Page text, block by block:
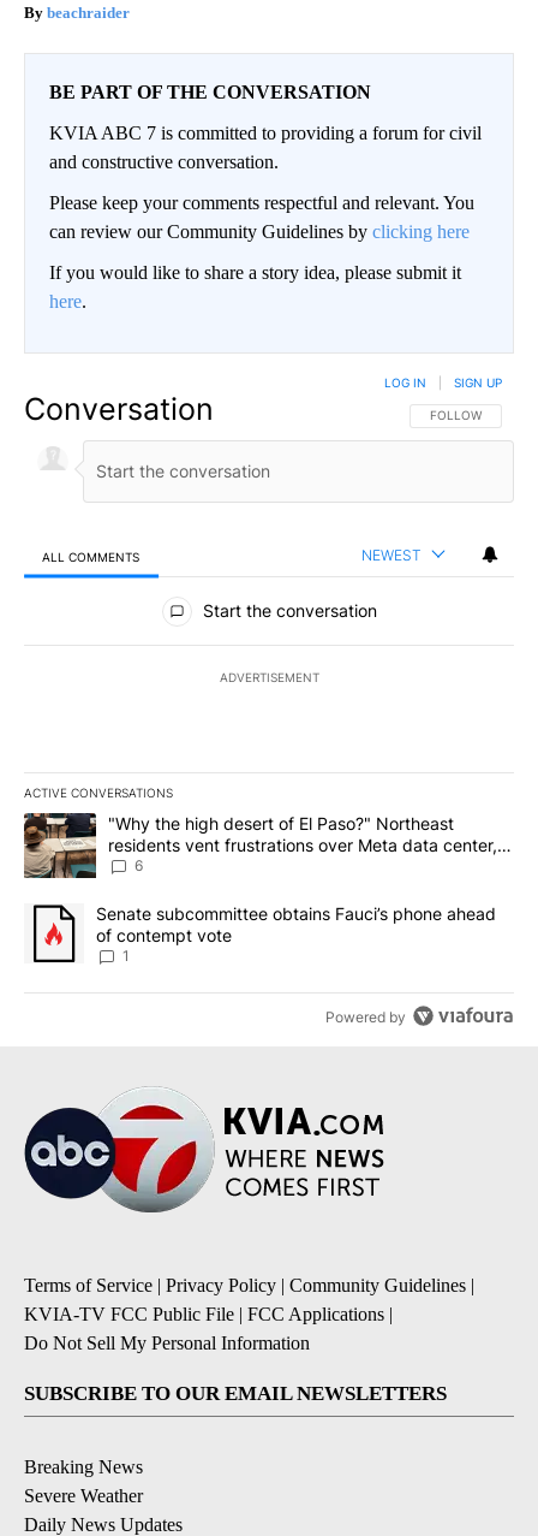
beachraider
BE PART OF THE CONVERSATION
KVIA ABC 7 is committed to providing a forum for civil
and constructive conversation.
Please keep your comments respectful and relevant. You
can review our Community Guidelines by clicking here
If you would like to share a story idea, please submit it
here.
Conversation FOLLOW THIS
FOLLOW
LOG IN SIGN UP
ALL COMMENTS NEWEST
All Comments
Start the conversation
ADVERTISEMENT
ACTIVE CONVERSATIONS
The following is a list of the most commented articles in the last
A trending article titled ""Why the high desert of El Paso?"
"Why the high desert of El Paso?" Northeast
residents vent frustrations over Meta data center,
utilities
6
A trending article titled "Senate subcommittee obtains Fauci’s
Senate subcommittee obtains Fauci’s phone ahead
of contempt vote
1
Powered by
Terms of Service | Privacy Policy | Community Guidelines |
KVIA-TV FCC Public File | FCC Applications |
Do Not Sell My Personal Information
SUBSCRIBE TO OUR EMAIL NEWSLETTERS
Breaking News
Severe Weather
Daily News Updates